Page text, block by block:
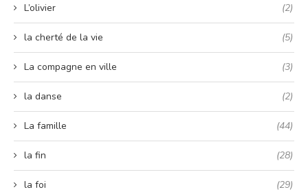
L’olivier (2)
la cherté de la vie (5)
La compagne en ville (3)
la danse (2)
La famille (44)
la fin (28)
la foi (29)